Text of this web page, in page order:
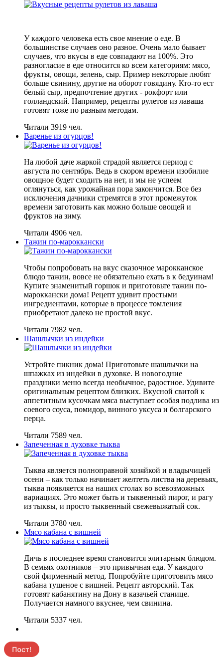
У каждого человека есть свое мнение о еде. В
большинстве случаев оно разное. Очень мало бывает
случаев, что вкусы в еде совпадают на 100%. Это
разногласие в еде относится ко всем категориям: мясо,
фрукты, овощи, зелень, сыр. Пример некоторые любят
больше свинину, другие на оборот говядину. Кто-то ест
белый сыр, предпочтение других - рокфорт или
голландский. Например, рецепты рулетов из лаваша
готовят тоже по разным методам.
Читали 3919 чел.
Варенье из огурцов!
На любой даче жаркой страдой является период с
августа по сентябрь. Ведь в скором времени изобилие
овощное будет сходить на нет, и мы не успеем
оглянуться, как урожайная пора закончится. Все без
исключения дачники стремятся в этот промежуток
времени заготовить как можно больше овощей и
фруктов на зиму.
Читали 4906 чел.
Тажин по-мароккански
Чтобы попробовать на вкус сказочное марокканское
блюдо тажин, вовсе не обязательно ехать в к бедуинам!
Купите знаменитый горшок и приготовьте тажин по-
мароккански дома! Рецепт удивит простыми
ингредиентами, которые в процессе томления
приобретают далеко не простой вкус.
Читали 7982 чел.
Шашлычки из индейки
Устройте пикник дома! Приготовьте шашлычки на
шпажках из индейки в духовке. В новогодние
праздники меню всегда необычное, радостное. Удивите
оригинальным рецептом близких. Вкусной свитой к
аппетитным кусочкам мяса выступает особая подлива из
соевого соуса, помидор, винного уксуса и болгарского
перца.
Читали 7589 чел.
Запеченная в духовке тыква
Тыква является полноправной хозяйкой и владычицей
осени – как только начинает желтеть листва на деревьях,
тыква появляется на наших столах во всевозможных
вариациях. Это может быть и тыквенный пирог, и рагу
из тыквы, и просто тыквенный свежевыжатый сок.
Читали 3780 чел.
Мясо кабана с вишней
Дичь в последнее время становится элитарным блюдом.
В семьях охотников – это привычная еда. У каждого
свой фирменный метод. Попробуйте приготовить мясо
кабана тушеное с вишней. Рецепт авторский. Так
готовят кабанятину на Дону в казачьей станице.
Получается намного вкуснее, чем свинина.
Читали 5337 чел.